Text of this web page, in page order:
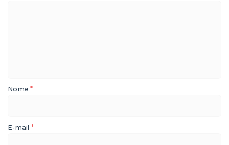
Nome*
E-mail *